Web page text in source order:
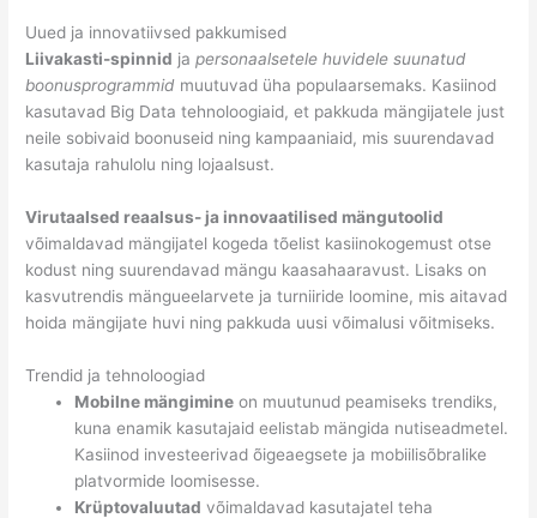
Uued ja innovatiivsed pakkumised
Liivakasti-spinnid japersonaalsetele huvidele suunatud
boonusprogrammid muutuvad üha populaarsemaks. Kasiinod
kasutavad Big Data tehnoloogiaid, et pakkuda mängijatele just
neile sobivaid boonuseid ning kampaaniaid, mis suurendavad
kasutaja rahulolu ning lojaalsust.
Virutaalsed reaalsus- ja innovaatilised mängutoolid
võimaldavad mängijatel kogeda tõelist kasiinokogemust otse
kodust ning suurendavad mängu kaasahaaravust. Lisaks on
kasvutrendis mängueelarvete ja turniiride loomine, mis aitavad
hoida mängijate huvi ning pakkuda uusi võimalusi võitmiseks.
Trendid ja tehnoloogiad
Mobilne mängimine on muutunud peamiseks trendiks,
kuna enamik kasutajaid eelistab mängida nutiseadmetel.
Kasiinod investeerivad õigeaegsete ja mobiilisõbralike
platvormide loomisesse.
Krüptovaluutad võimaldavad kasutajatel teha